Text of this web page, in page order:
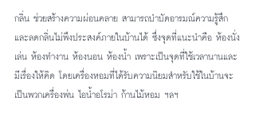
กลิ่น ช่วยสร้างความผ่อนคลาย สามารถบำบัดอารมณ์ความรู้สึก
และลดกลิ่นไม่พึงประสงค์ภายในบ้านได้ ซึ่งจุดที่แนะนำคือ ห้องนั่ง
เล่น ห้องทำงาน ห้องนอน ห้องน้ำ เพราะเป็นจุดที่ใช้เวลานานและ
มีเรื่องให้คิด โดยเครื่องหอมที่ได้รับความนิยมสำหรับใช้ในบ้านจะ
เป็นพวกเครื่องพ่น ไอน้ำอโรม่า ก้านไม้หอม ฯลฯ